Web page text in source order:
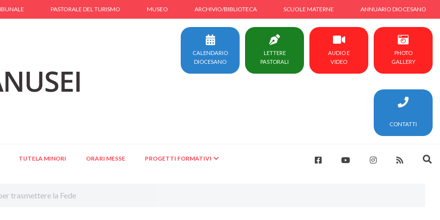
PASTORALE DEL TURISMO MUSEO ARCHIVIO/BIBLIOTECA SCUOLE MATERNE ANNUARIO DIOCESANO
CALENDARIO
DIOCESANO
LETTERE
PASTORALI
AUDIO E
VIDEO
PHOTO
GALLERY
CONTATTI
TUTELA MINORI ORARI MESSE PROGETTI FORMATIVI
trasmettere la Fede